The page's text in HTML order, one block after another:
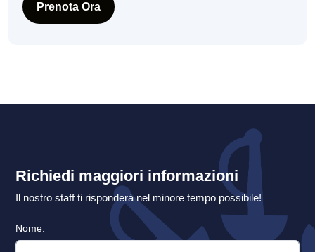
Prenota Ora
Richiedi maggiori informazioni
Il nostro staff ti risponderà nel minore tempo possibile!
Nome: